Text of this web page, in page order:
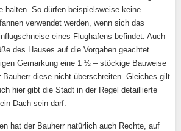
halten. So dürfen beispielsweise keine
verwendet werden, wenn sich das
eines Flughafens befindet. Auch
des Hauses auf die Vorgaben geachtet
Gemarkung eine 1 ½ – stöckige Bauweise
Bauherr diese nicht überschreiten. Gleiches gilt
hier gibt die Stadt in der Regel detaillierte
Dach sein darf.
hat der Bauherr natürlich auch Rechte, auf